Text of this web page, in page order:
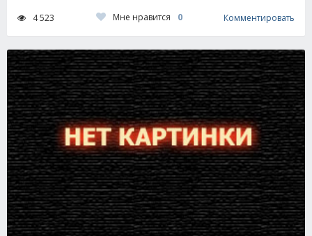
4 523 Мне нравится 0 Комментировать